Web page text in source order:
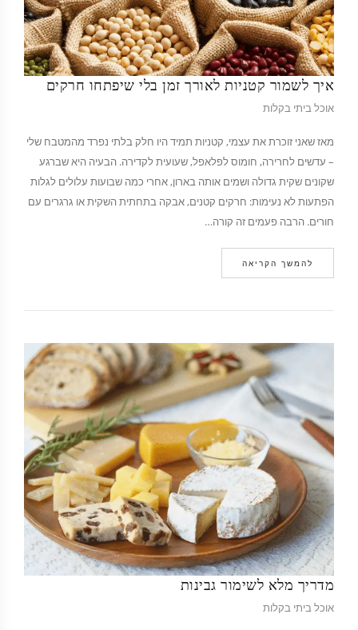
איך לשמור קטניות לאורך זמן בלי שיפתחו חרקים
אוכל ביתי בקלות
מאז שאני זוכרת את עצמי, קטניות תמיד היו חלק בלתי נפרד מהמטבח שלי
– עדשים לחרירה, חומוס לפלאפל, שעועית לקדירה. הבעיה היא שברגע
שקונים שקית גדולה ושמים אותה בארון, אחרי כמה שבועות עלולים לגלות
הפתעות לא נעימות: חרקים קטנים, אבקה בתחתית השקית או גרגרים עם
חורים. הרבה פעמים זה קורה…
להמשך הקריאה
מדריך מלא לשימור גבינות
אוכל ביתי בקלות